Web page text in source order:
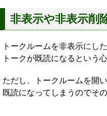
非表示や非表示削
トークルームを非表示にし
トークが既読になるという
ただし、トークルームを開
既読になってしまうのでそ